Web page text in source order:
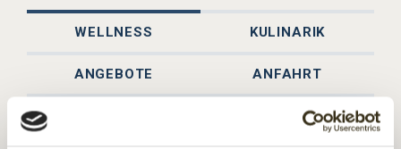
WELLNESS KULINARIK
ANGEBOTE ANFAHRT
Tolles Hotel in bester Lage